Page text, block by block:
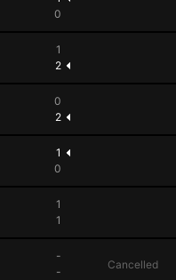
0
1
2
0
2
1
0
1
1
-
-
Cancelled